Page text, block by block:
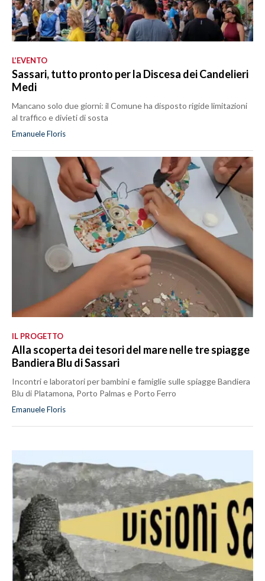
L’EVENTO
Sassari, tutto pronto per la Discesa dei Candelieri
Medi
Mancano solo due giorni: il Comune ha disposto rigide limitazioni
al traffico e divieti di sosta
Emanuele Floris
IL PROGETTO
Alla scoperta dei tesori del mare nelle tre spiagge
Bandiera Blu di Sassari
Incontri e laboratori per bambini e famiglie sulle spiagge Bandiera
Blu di Platamona, Porto Palmas e Porto Ferro
Emanuele Floris